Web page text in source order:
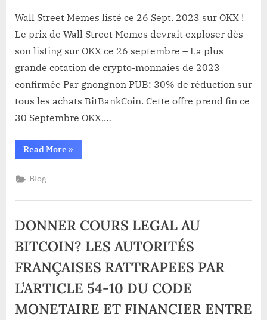
Street
Memes
listé
ce
26
Sept.
Wall Street Memes listé ce 26 Sept. 2023 sur OKX !
Le prix de Wall Street Memes devrait exploser dès
son listing sur OKX ce 26 septembre – La plus
grande cotation de crypto-monnaies de 2023
confirmée Par gnongnon PUB: 30% de réduction sur
tous les achats BitBankCoin. Cette offre prend fin ce
30 Septembre OKX,…
Read More“Wall
Street
26
sur
OKX !”
»
Blog
DONNER COURS LEGAL AU
BITCOIN? LES AUTORITÉS
FRANÇAISES RATTRAPEES PAR
L’ARTICLE 54-10 DU CODE
MONETAIRE ET FINANCIER ENTRE